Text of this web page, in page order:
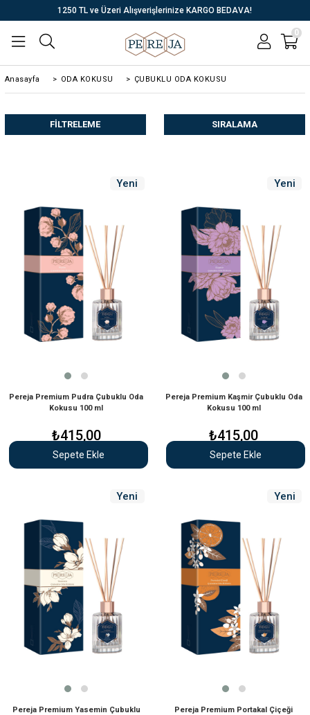
1250 TL ve Üzeri Alışverişlerinize KARGO BEDAVA!
0
Anasayfa > ODA KOKUSU > ÇUBUKLU ODA KOKUSU
FILTRELEME SIRALAMA
Pereja Premium Pudra Çubuklu Oda
Kokusu 100 ml
₺415,00
Sepete Ekle
Yeni
Pereja Premium Kaşmir Çubuklu Oda
Kokusu 100 ml
₺415,00
Sepete Ekle
Yeni
Pereja Premium Yasemin Çubuklu
Yeni
Pereja Premium Portakal Çiçeği
Yeni